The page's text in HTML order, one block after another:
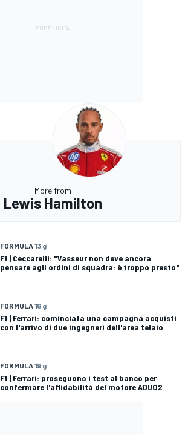
More from
Lewis Hamilton
FORMULA 13 g
F1 | Ceccarelli: "Vasseur non deve ancora
pensare agli ordini di squadra: è troppo presto"
FORMULA 16 g
F1 | Ferrari: cominciata una campagna acquisti
con l'arrivo di due ingegneri dell'area telaio
FORMULA 19 g
F1 | Ferrari: proseguono i test al banco per
confermare l'affidabilità del motore ADUO2